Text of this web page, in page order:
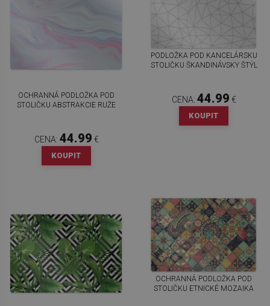
OCHRANNÁ PODLOŽKA POD
STOLIČKU ABSTRAKCIE RUŽE
CENA: 44.99 €
KOUPIT
PODLOŽKA POD KANCELÁRSKU
STOLIČKU ŠKANDINÁVSKY ŠTÝL
CENA: 44.99 €
KOUPIT
OCHRANNÁ PODLOŽKA POD
STOLIČKU ETNICKÉ MOZAIKA